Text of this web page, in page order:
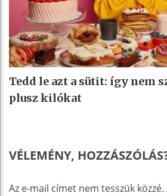
Tedd le azt a sütit: így nem
plusz kilókat
VÉLEMÉNY,
Az e-mail címet nem tesszük közzé.